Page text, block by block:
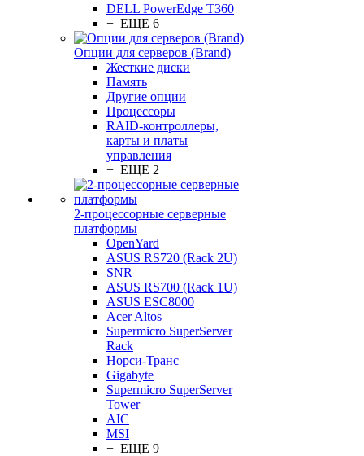
DELL PowerEdge T360
+ ЕЩЕ 6
Опции для серверов (Brand)
Жесткие диски
Память
Другие опции
Процессоры
RAID-контроллеры,
карты и платы
управления
+ ЕЩЕ 2
2-процессорные серверные
платформы
OpenYard
ASUS RS720 (Rack 2U)
SNR
ASUS RS700 (Rack 1U)
ASUS ESC8000
Acer Altos
Supermicro SuperServer
Rack
Норси-Транс
Gigabyte
Supermicro SuperServer
Tower
AIC
MSI
+ ЕЩЕ 9